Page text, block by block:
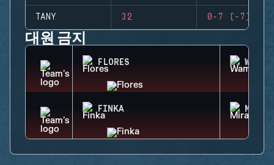
TANY 32 0-7 (-7)
대원 금지
FLORES WAMAI
FINKA MIRA